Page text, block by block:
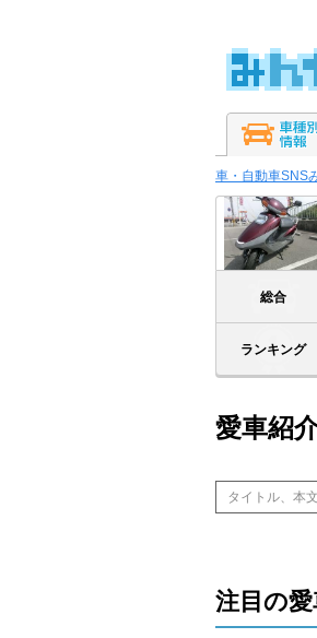
車・自動車SNS
総合
ランキング
愛車紹
注目の